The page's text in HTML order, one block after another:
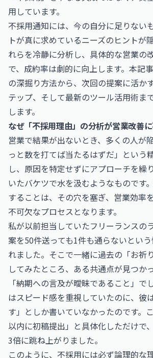
用しています。
不採用通知には、今の自分に足りない
トが真に求めているニーズのヒントが
れらを冷静に分析し、具体的な営業の
で、成約率は劇的に向上します。本記
の深掘り方法から、次回の提案に活か
テップ、そして最新のツール活用術ま
します。
なぜ「不採用理由」の分析が営業改善
営業で結果が出ないとき、多くの人が
っと数を打てば当たるはずだ」という
し、原因を特定せずにアプローチを繰
いたバケツで水を汲むようなものです
することは、その穴を塞ぎ、営業効率
不可欠なプロセスとなります。
私が以前担当していたフリーランスの
案を50件送っても1件も通らないとい
れました。そこで一緒に過去の「お祈
してみたところ、ある共通点が見つか
「納期への言及が曖昧であること」で
はスピード感を重視していたのに、彼
す」としか書いていなかったのです。
以内に初稿提出」と具体化しただけで
3倍に跳ね上がりました。
このように、不採用には必ず論理的な